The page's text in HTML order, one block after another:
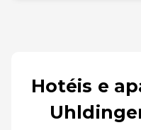
Hotéis e